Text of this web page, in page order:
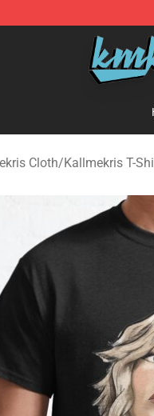
- Official KallMeKris
Cloth/Kallmekris T-